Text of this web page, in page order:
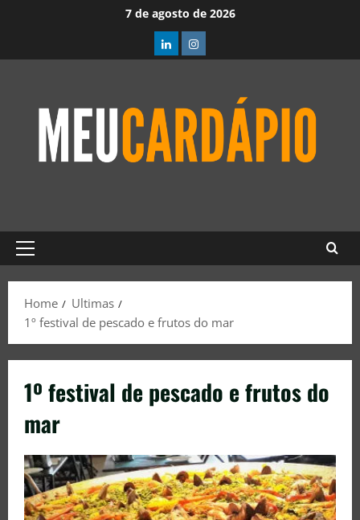
7 de agosto de 2026
Home
Ultimas
1º festival de pescado e frutos do mar
1º festival de pescado e frutos do
mar